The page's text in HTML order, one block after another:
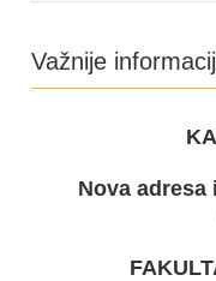
Važnije
Nova